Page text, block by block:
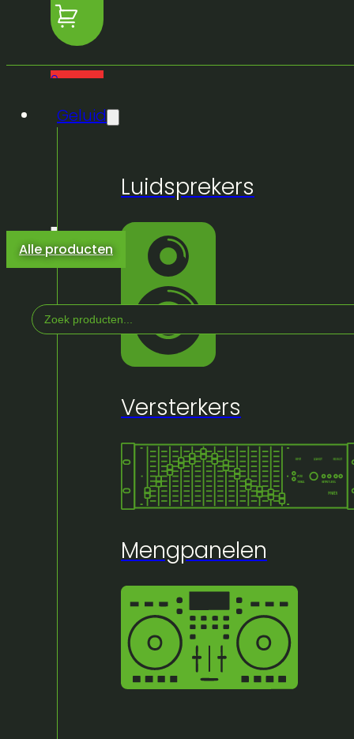
0
Geluid
Luidsprekers
Versterkers
Mengpanelen
Alle producten
Search
...
/ Winkel/Licht & Effeckten
Huur bij Artifex:
Magicfx co2gun II
instock